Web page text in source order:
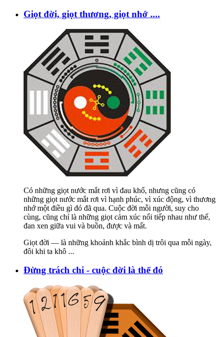
Giọt đời, giọt thương, giọt nhớ ....
Có những giọt nước mắt rơi vì đau khổ, nhưng cũng có
những giọt nước mắt rơi vì hạnh phúc, vì xúc động, vì thương
nhớ một điều gì đó đã qua. Cuộc đời mỗi người, suy cho
cùng, cũng chỉ là những giọt cảm xúc nối tiếp nhau như thế,
đan xen giữa vui và buồn, được và mất.
Giọt đời — là những khoảnh khắc bình dị trôi qua mỗi ngày,
đôi khi ta khô ...
Đừng trách chi - cuộc đời là thế đó